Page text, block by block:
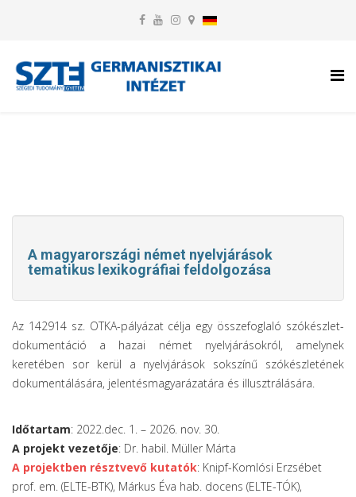
A magyarországi német nyelvjárások
tematikus lexikográfiai feldolgozása
Az 142914 sz. OTKA-pályázat célja egy összefoglaló szókészlet-
dokumentáció a hazai német nyelvjárásokról, amelynek
keretében sor kerül a nyelvjárások sokszínű szókészletének
dokumentálására, jelentésmagyarázatára és illusztrálására.
Időtartam: 2022.dec. 1. – 2026. nov. 30.
A projekt vezetője: Dr. habil. Müller Márta
A projektben résztvevő kutatók: Knipf-Komlósi Erzsébet
prof. em. (ELTE-BTK), Márkus Éva hab. docens (ELTE-TÓK),